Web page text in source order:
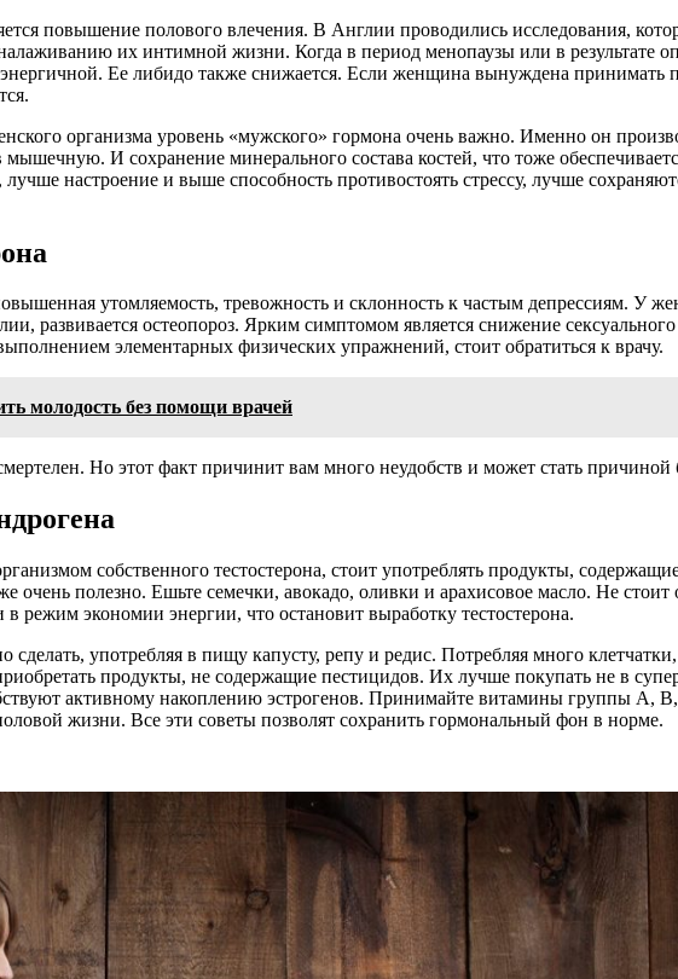
повышение полового влечения. В Англии проводились исследования,
их интимной жизни. Когда в период менопаузы или в результате
Ее либидо также снижается. Если женщина вынуждена принимать
организма уровень «мужского» гормона очень важно. Именно он
И сохранение минерального состава костей, что тоже
настроение и выше способность противостоять стрессу, лучше
утомляемость, тревожность и склонность к частым депрессиям. У
развивается остеопороз. Ярким симптомом является снижение
элементарных физических упражнений, стоит обратиться к врачу.
молодость без помощи врачей
Но этот факт причинит вам много неудобств и может стать
собственного тестостерона, стоит употреблять продукты,
очень полезно. Ешьте семечки, авокадо, оливки и арахисовое масло. Не
режим экономии энергии, что остановит выработку тестостерона.
сделать, употребляя в пищу капусту, репу и редис. Потребляя много
продукты, не содержащие пестицидов. Их лучше покупать не в
активному накоплению эстрогенов. Принимайте витамины группы
жизни. Все эти советы позволят сохранить гормональный фон в норме.